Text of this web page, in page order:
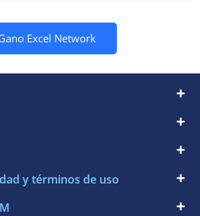
Excel Network
y términos de uso